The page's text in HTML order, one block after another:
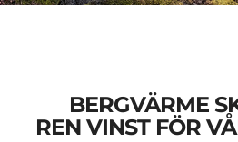
BERGVÄRME
REN VINST FÖR